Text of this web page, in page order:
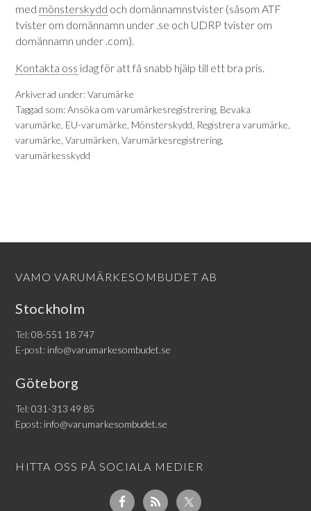
med mönsterskydd och domännamnstvister (såsom ATF
tvister om domännamn under .se och UDRP tvister om
domännamn under .com).
Kontakta oss idag för att få snabb hjälp till ett bra pris.
Arkiverad under:Varumärke
Taggad som:Ansöka om varumärkesregistrering Bevaka
varumärke EU-varumärke Mönsterskydd Registrera varumärke
varumärke ,Varumärken ,Varumärkesregistrering
varumärkesskydd
VAMO VARUMÄRKESOMBUDET AB
Stockholm
Tel:08-551 18 747
E-post: info@varumarkesombudet.se
Göteborg
Tel:031-313 49 85
Epost: info@varumarkesombudet.se
HITTA OSS PÅ SOCIALA MEDIER